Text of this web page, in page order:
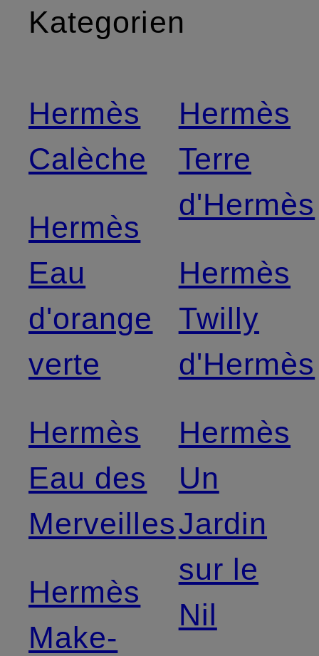
Kategorien
Hermès
Calèche
Hermès
Eau
d'orange
verte
Hermès
Eau des
Merveilles
Hermès
Make-
Hermès
Terre
d'Hermès
Hermès
Twilly
d'Hermès
Hermès
Un
Jardin
sur le
Nil